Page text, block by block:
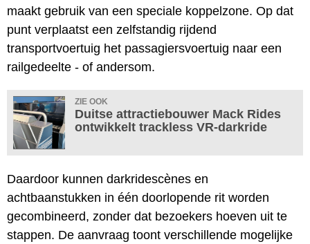
maakt gebruik van een speciale koppelzone. Op dat
punt verplaatst een zelfstandig rijdend
transportvoertuig het passagiersvoertuig naar een
railgedeelte - of andersom.
ZIE OOK
Duitse attractiebouwer Mack Rides
ontwikkelt trackless VR-darkride
Daardoor kunnen darkridescènes en
achtbaanstukken in één doorlopende rit worden
gecombineerd, zonder dat bezoekers hoeven uit te
stappen. De aanvraag toont verschillende mogelijke